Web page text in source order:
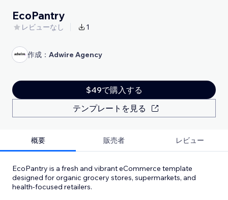
EcoPantry
レビューなし 1
作成： Adwire Agency
$49で購入する
テンプレートを見る
概要 販売者 レビュー
EcoPantry is a fresh and vibrant eCommerce template
designed for organic grocery stores, supermarkets, and
health-focused retailers.